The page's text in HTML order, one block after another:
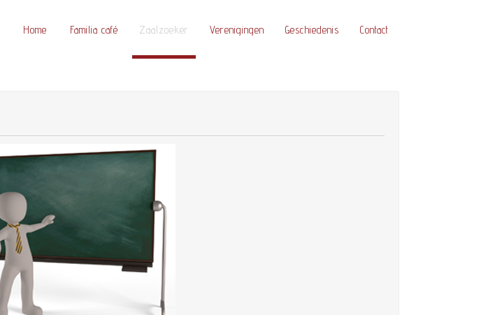
Home Familia café Zaalzoeker Verenigingen Geschiedenis Contact